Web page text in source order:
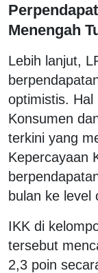
Menengah
Lebih lanjut,
optimistis. Hal
Konsumen
terkini yang
Kepercayaan
bulan ke level
IKK di
tersebut
2,3 poin